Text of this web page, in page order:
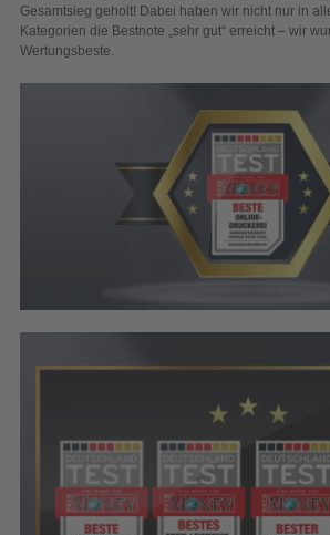
Gesamtsieg geholt! Dabei haben wir nicht nur in
Kategorien die Bestnote „sehr gut“ erreicht – wir
Wertungsbeste.